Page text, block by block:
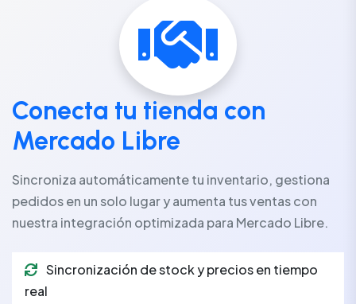
Conecta tu tienda con
Mercado Libre
Sincroniza automáticamente tu inventario, gestiona
pedidos en un solo lugar y aumenta tus ventas con
nuestra integración optimizada para Mercado Libre.
Sincronización de stock y precios en tiempo
real